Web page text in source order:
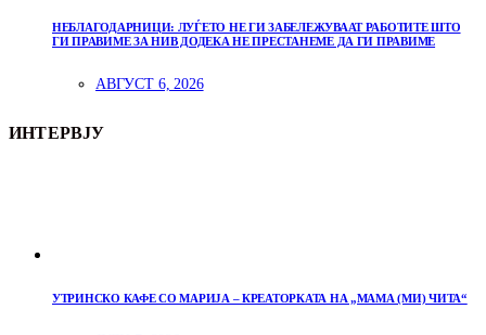
НЕБЛАГОДАРНИЦИ: ЛУЃЕТО НЕ ГИ ЗАБЕЛЕЖУВААТ РАБОТИТЕ ШТО
ГИ ПРАВИМЕ ЗА НИВ ДОДЕКА НЕ ПРЕСТАНЕМЕ ДА ГИ ПРАВИМЕ
АВГУСТ 6, 2026
ИНТЕРВЈУ
УТРИНСКО КАФЕ СО МАРИЈА – КРЕАТОРКАТА НА „МАМА (МИ) ЧИТА“